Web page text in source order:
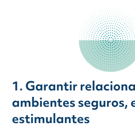
1. Garantir
ambientes seguros,
estimulantes